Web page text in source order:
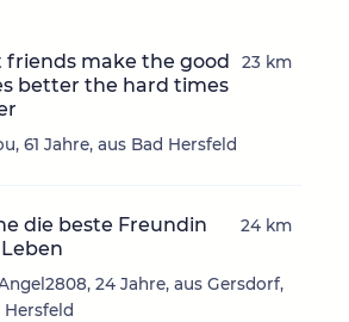
friends make the good
better the hard times
61 Jahre, aus Bad Hersfeld
23 km
die beste Freundin
24 Jahre, aus Gersdorf,
Hersfeld
24 km